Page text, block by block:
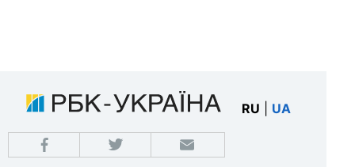
RU UA